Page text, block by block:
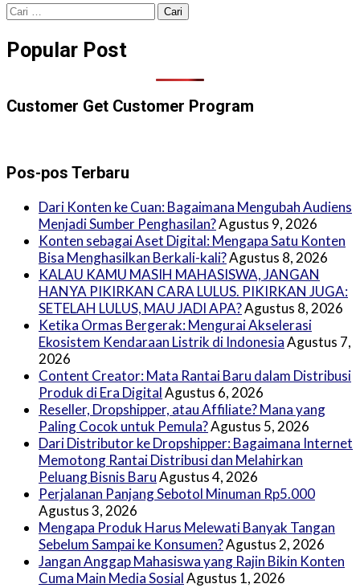
Cari
Popular Post
Customer Get Customer Program
Pos-pos Terbaru
Dari Konten ke Cuan: Bagaimana Mengubah Audiens
Menjadi Sumber Penghasilan?Agustus 9, 2026
Konten sebagai Aset Digital: Mengapa Satu Konten
Bisa Menghasilkan Berkali-kali?Agustus 8, 2026
KALAU KAMU MASIH MAHASISWA, JANGAN
HANYA PIKIRKAN CARA LULUS. PIKIRKAN JUGA:
SETELAH LULUS, MAU JADI APA?Agustus 8, 2026
Ketika Ormas Bergerak: Mengurai Akselerasi
Ekosistem Kendaraan Listrik di IndonesiaAgustus 7,
2026
Content Creator: Mata Rantai Baru dalam Distribusi
Produk di Era DigitalAgustus 6, 2026
Reseller, Dropshipper, atau Affiliate? Mana yang
Paling Cocok untuk Pemula?Agustus 5, 2026
Dari Distributor ke Dropshipper: Bagaimana Internet
Memotong Rantai Distribusi dan Melahirkan
Peluang Bisnis BaruAgustus 4, 2026
Perjalanan Panjang Sebotol Minuman Rp5.000
Agustus 3, 2026
Mengapa Produk Harus Melewati Banyak Tangan
Sebelum Sampai ke Konsumen?Agustus 2, 2026
Jangan Anggap Mahasiswa yang Rajin Bikin Konten
Cuma Main Media SosialAgustus 1, 2026